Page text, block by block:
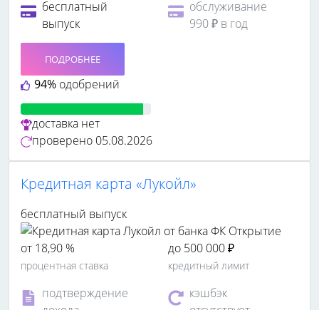
бесплатный
выпуск
обслуживание
990 ₽ в год
94% одобрений
ПОДРОБНЕЕ
доставка нет
проверено 05.08.2026
Кредитная карта «Лукойл»
бесплатный выпуск
от 18,90 %
процентная ставка
до 500 000 ₽
кредитный лимит
подтверждение
кэшбэк